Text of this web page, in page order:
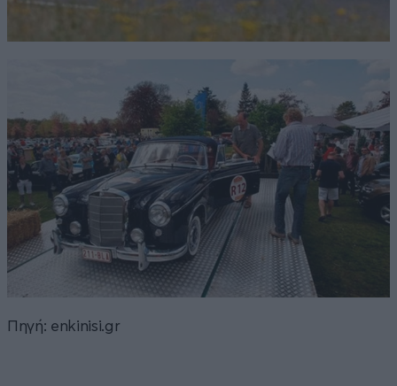
Πηγή: enkinisi.gr